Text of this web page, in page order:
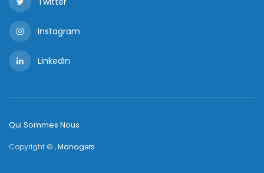
Instagram
LinkedIn
Qui Sommes Nous
Copyright © ,Managers